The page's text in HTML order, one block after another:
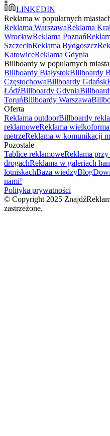
LINKEDIN
Reklama w popularnych
Reklama WarszawaReklama
WrocławReklama Poznań
SzczecinReklama Bydgoszcz
KatowiceReklama Gdynia
Billboardy w popularnych
Billboardy BiałystokBillboardy
CzęstochowaBillboardy Gdańsk
ŁódźBillboardy Gdynia
ToruńBillboardy Warszawa
Oferta
Reklama outdoorBillboardy
reklamoweReklama
metrzeReklama w komunikacji
Pozostałe
Tablice reklamoweReklama przy
drogachReklama w galeriach
lotniskachBaza wiedzyBlog
nami!
Polityka prywatności
© Copyright 2025
zastrzeżone.